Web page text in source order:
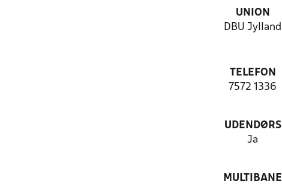
UNION
DBU Jylland
TELEFON
7572 1336
UDENDØRS
Ja
MULTIBANE